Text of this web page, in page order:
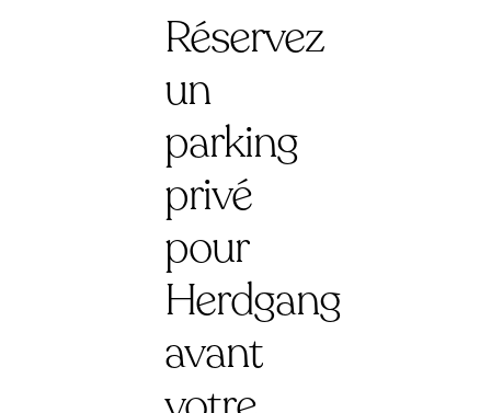
Réservez
un
parking
privé
pour
Herdgang
avant